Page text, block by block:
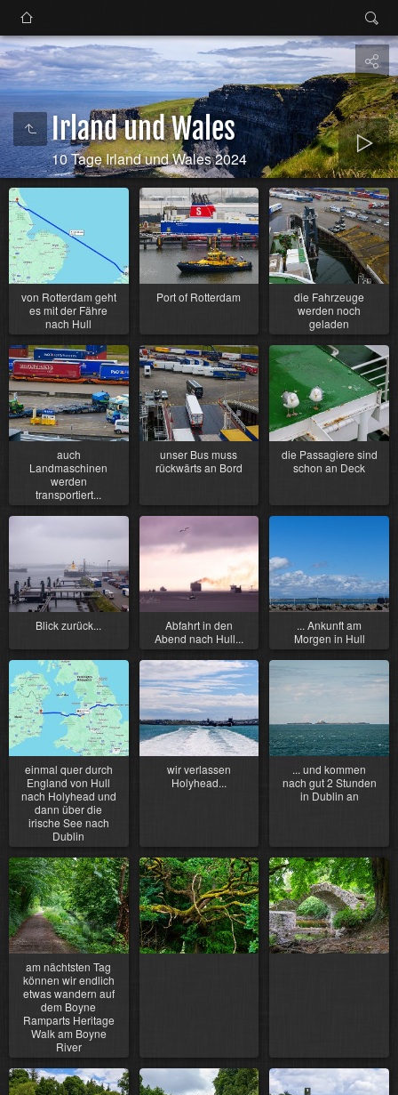
Irland und Wales
10 Tage Irland und Wales 2024
von Rotterdam geht
es mit der Fähre
nach Hull
Port of Rotterdam
die Fahrzeuge
werden noch
geladen
auch
Landmaschinen
werden
transportiert...
unser Bus muss
rückwärts an Bord
die Passagiere sind
schon an Deck
Blick zurück...
Abfahrt in den
Abend nach Hull...
... Ankunft am
Morgen in Hull
einmal quer durch
England von Hull
nach Holyhead und
dann über die
irische See nach
Dublin
wir verlassen
Holyhead...
... und kommen
nach gut 2 Stunden
in Dublin an
am nächtsten Tag
können wir endlich
etwas wandern auf
dem Boyne
Ramparts Heritage
Walk am Boyne
River